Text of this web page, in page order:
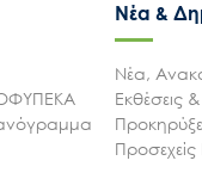
ΟΦΥΠΕΚΑ
Νέα &
Νέα,
Εκθέσεις